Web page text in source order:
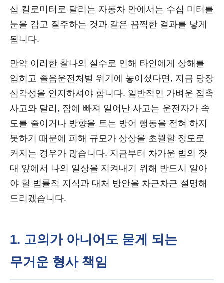
십 킬로미터로 달리는 자동차 안에서는 수십 미터를
눈을 감고 질주하는 것과 같은 끔찍한 결과를 낳게
됩니다.
만약 이러한 찰나의 실수로 인해 타인에게 상해를
입히고 졸음운전처벌 위기에 놓이셨다면, 지금 당장
심각성을 인지하셔야 합니다. 일반적인 가벼운 접촉
사고와 달리, 잠에 빠져 일어난 사고는 운전자가 속
도를 줄이거나 방향을 트는 방어 행동을 전혀 하지
못하기 때문에 피해 규모가 상상을 초월할 정도로
커지는 경우가 많습니다. 지금부터 차가운 법의 잣
대 앞에서 나의 일상을 지켜내기 위해 반드시 알아
야 할 법률적 지식과 대처 방안을 차근차근 설명해
드리겠습니다.
1. 고의가 아니어도 묻게 되는
무거운 형사 책임